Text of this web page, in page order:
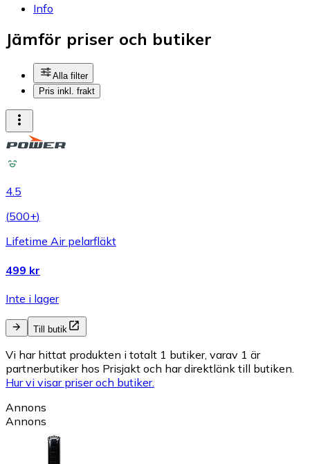
Info
Jämför priser och butiker
Alla filter
Pris inkl. frakt
4.5
(500+)
Lifetime Air pelarfläkt
499 kr
Inte i lager
Till butik
Vi har hittat produkten i totalt 1 butiker, varav 1 är
partnerbutiker hos Prisjakt och har direktlänk till butiken.
Hur vi visar priser och butiker.
Annons
Annons